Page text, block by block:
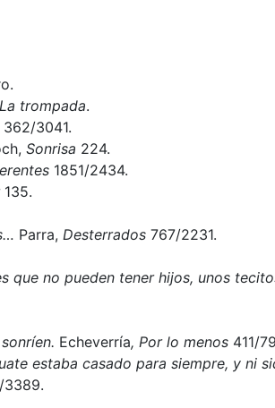
La trompada.
362/3041.
Sonrisa 224.
1851/2434.
135.
Parra, Desterrados 767/2231.
que no pueden tener hijos, unos
Echeverría, Por lo menos 411/
estaba casado para siempre, y ni
3389.